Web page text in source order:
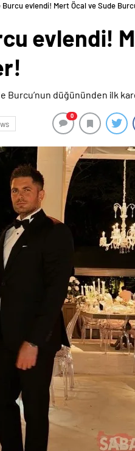
Burcu evlendi! Mert Öcal ve Sude
evlendi!
0